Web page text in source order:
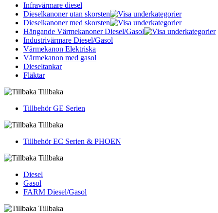
Infravärmare diesel
Dieselkanoner utan skorsten
Dieselkanoner med skorsten
Hängande Värmekanoner Diesel/Gasol
Industrivärmare Diesel/Gasol
Värmekanon Elektriska
Värmekanon med gasol
Dieseltankar
Fläktar
Tillbaka
Tillbehör GE Serien
Tillbaka
Tillbehör EC Serien & PHOEN
Tillbaka
Diesel
Gasol
FARM Diesel/Gasol
Tillbaka